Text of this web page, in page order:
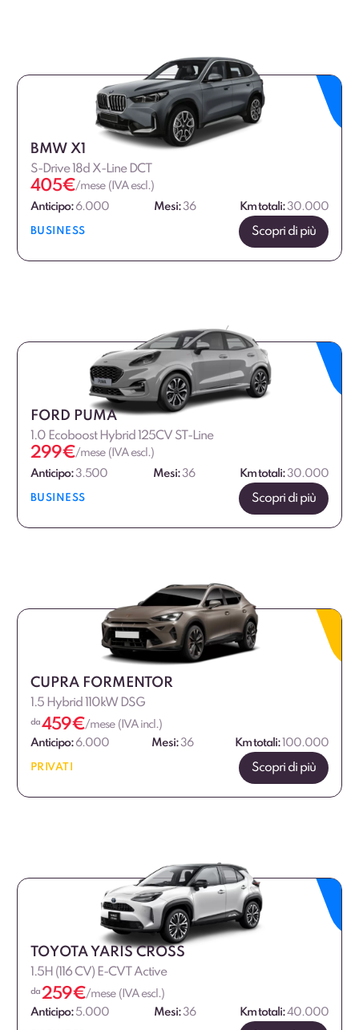
BMW X1
S-Drive 18d X-Line DCT
405€/mese (IVA escl.)
Anticipo:6.000 Mesi:36 Km totali:30.000
BUSINESS Scopri di più
FORD PUMA
1.0 Ecoboost Hybrid 125CV ST-Line
299€/mese (IVA escl.)
Anticipo:3.500 Mesi:36 Km totali:30.000
BUSINESS Scopri di più
CUPRA FORMENTOR
1.5 Hybrid 110kW DSG
da 459€/mese (IVA incl.)
Anticipo: 6.000 Mesi:36 Km totali: 100.000
PRIVATI Scopri di più
TOYOTA YARIS CROSS
1.5H (116 CV) E-CVT Active
da 259€/mese (IVA escl.)
Anticipo: 5.000 Mesi:36 Km totali:40.000